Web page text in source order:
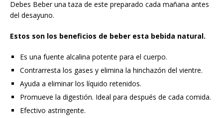
Debes Beber una taza de este preparado cada mañana antes
del desayuno.
Estos son los beneficios de beber esta bebida natural.
Es una fuente alcalina potente para el cuerpo.
Contrarresta los gases y elimina la hinchazón del vientre.
Ayuda a eliminar los líquido retenidos.
Promueve la digestión. Ideal para después de cada comida.
Efectivo astringente.